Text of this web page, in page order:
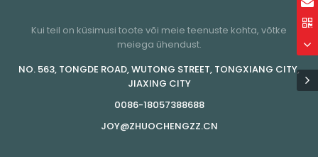
Kui teil on küsimusi toote või meie teenuste kohta, võtke
meiega ühendust.
NO. 563, TONGDE ROAD, WUTONG STREET, TONGXIANG CITY,
JIAXING CITY
0086-18057388688
JOY@ZHUOCHENGZZ.CN